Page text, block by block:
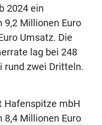
2024 ein
9,2 Millionen Euro
Umsatz. Die
lag bei 248
rund zwei Dritteln.
Hafenspitze mbH
8,4 Millionen Euro